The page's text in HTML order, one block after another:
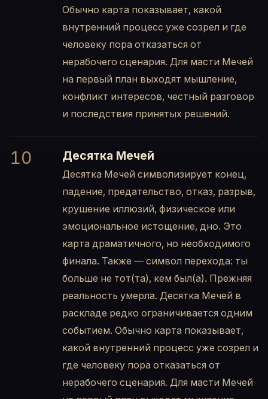
Обычно карта показывает, какой
внутренний процесс уже созрел и где
человеку пора отказаться от
нерабочего сценария. Для масти Мечей
на первый план выходят мышление,
конфликт интересов, честный разговор
и последствия принятых решений.
10 Десятка Мечей
Десятка Мечей символизирует конец,
падение, предательство, отказ, разрыв,
крушение иллюзий, физическое или
эмоциональное истощение, дно. Это
карта драматичного, но необходимого
финала. Также — символ перехода: ты
больше не тот(та), кем был(а). Прежняя
реальность умерла. Десятка Мечей в
раскладе редко ограничивается одним
событием. Обычно карта показывает,
какой внутренний процесс уже созрел и
где человеку пора отказаться от
нерабочего сценария. Для масти Мечей